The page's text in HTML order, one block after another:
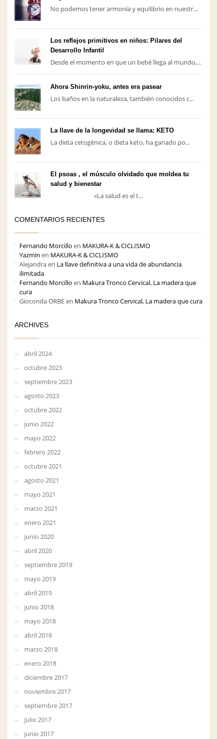
No podemos tener armonía y equilibrio en nuestr...
Los reflejos primitivos en niños: Pilares del
Desarrollo Infantil
Desde el momento en que un bebé llega al mundo,...
Ahora Shinrin-yoku, antes era pasear
Los baños en la naturaleza, también conocidos c...
La llave de la longevidad se llama: KETO
La dieta cetogénica, o dieta keto, ha ganado po...
El psoas , el músculo olvidado que moldea tu
salud y bienestar
«La salud es el t...
COMENTARIOS RECIENTES
Fernando Morcillo en MAKURA-K & CICLISMO
Yazmin en MAKURA-K & CICLISMO
Alejandraen La llave definitiva a una vida de abundancia
ilimitada
Fernando Morcillo en Makura Tronco Cervical, La madera que
cura
Gioconda ORBEen Makura Tronco Cervical, La madera que cura
ARCHIVES
abril 2024
octubre 2023
septiembre 2023
agosto 2023
octubre 2022
junio 2022
mayo 2022
febrero 2022
octubre 2021
agosto 2021
mayo 2021
marzo 2021
enero 2021
junio 2020
abril 2020
septiembre 2019
mayo 2019
abril 2019
junio 2018
mayo 2018
abril 2018
marzo 2018
enero 2018
diciembre 2017
noviembre 2017
septiembre 2017
julio 2017
junio 2017